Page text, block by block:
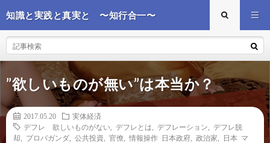
知識と実践と真実と 〜知行合一〜
”欲しいものが無い”は本当か？
2017.05.20
実体経済
デフレ 欲しいものがない
デフレとは デフレーション
デフレ脱
却
プロパガンダ 公共投資 官僚 情報操作 日本政府 政治家
日本 マ